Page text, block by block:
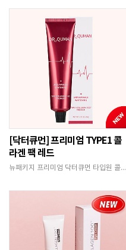
[닥터큐먼] 프리미엄 TYPE1 콜
라겐 팩 레드
뉴패키지 프리미엄 닥터큐먼 타입원 콜라겐의 폭탄광…